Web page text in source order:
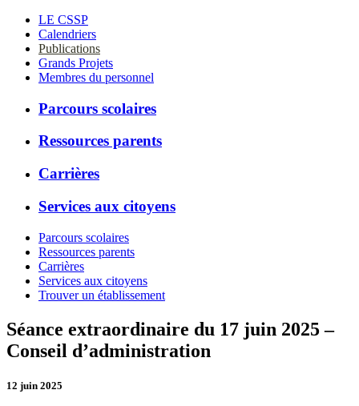
LE CSSP
Calendriers
Publications
Grands Projets
Membres du personnel
Parcours scolaires
Ressources parents
Carrières
Services aux citoyens
Parcours scolaires
Ressources parents
Carrières
Services aux citoyens
Trouver un établissement
Séance extraordinaire du 17 juin 2025 –
Conseil d’administration
12 juin 2025